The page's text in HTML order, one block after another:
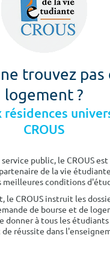
trouvez pas
logement ?
résidences
CROUS
public, le CROUS est
de la vie
conditions
le CROUS instruit les
de bourse et de
donner à tous les
de réussite dans